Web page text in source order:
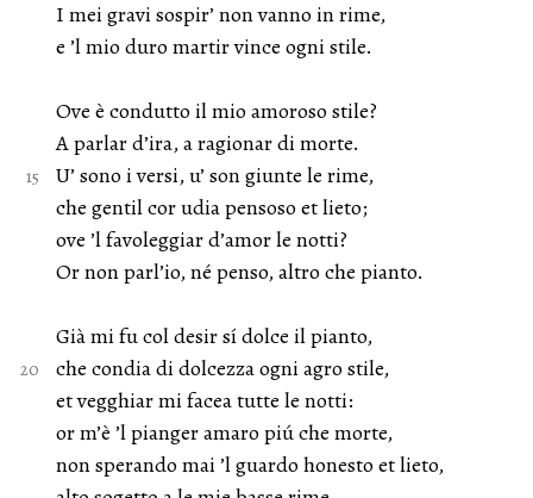
I mei gravi sospir’ non vanno in rime,
e ’l mio duro martir vince ogni stile.
Ove è condutto il mio amoroso stile?
A parlar d’ira, a ragionar di morte.
U’ sono i versi, u’ son giunte le rime,
che gentil cor udia pensoso et lieto;
ove ’l favoleggiar d’amor le notti?
Or non parl’io, né penso, altro che pianto.
Già mi fu col desir sí dolce il pianto,
che condia di dolcezza ogni agro stile,
et vegghiar mi facea tutte le notti:
or m’è ’l pianger amaro piú che morte,
non sperando mai ’l guardo honesto et lieto,